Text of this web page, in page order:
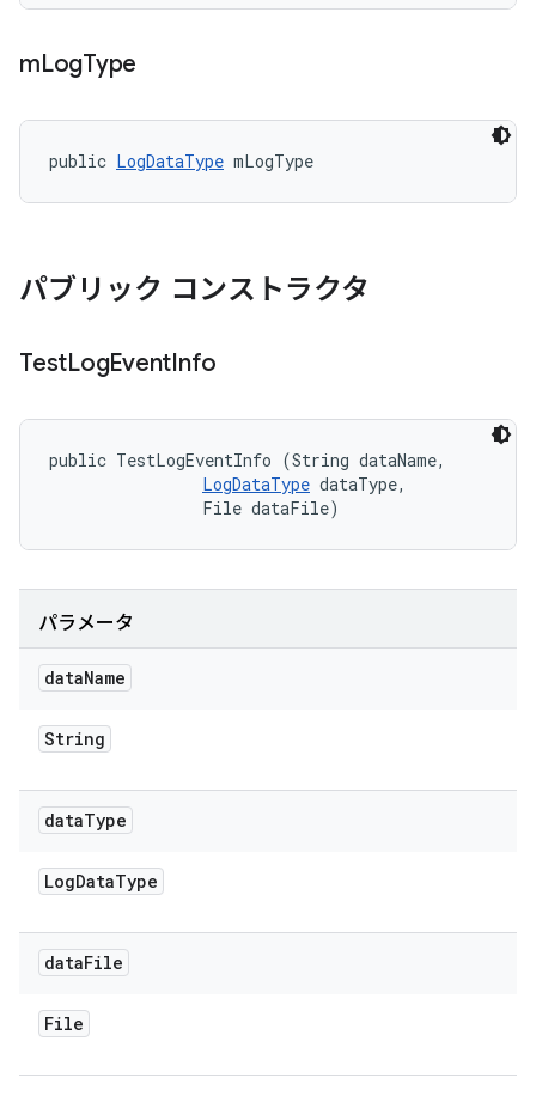
mLogType
public LogDataType mLogType
パブリック コンストラクタ
TestLogEventInfo
public TestLogEventInfo (String dataName,
LogDataType dataType,
                File dataFile)
パラメータ
dataName
String
dataType
LogDataType
dataFile
File